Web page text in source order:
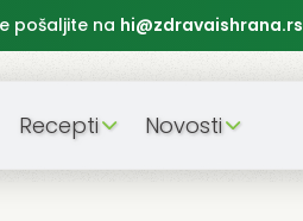
pošaljite na hi@zdravaishrana.rs
Recepti Novosti